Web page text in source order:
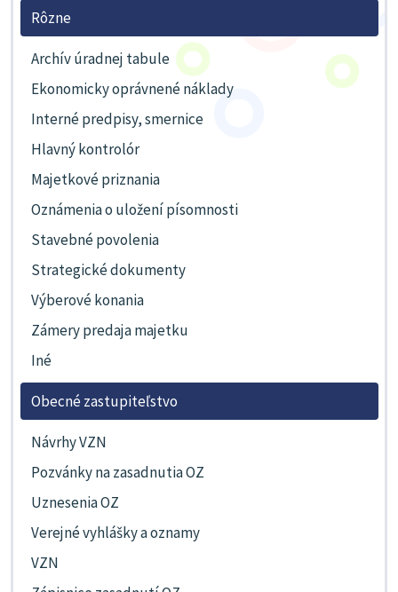
Rôzne
Archív úradnej tabule
Ekonomicky oprávnené náklady
Interné predpisy, smernice
Hlavný kontrolór
Majetkové priznania
Oznámenia o uložení písomnosti
Stavebné povolenia
Strategické dokumenty
Výberové konania
Zámery predaja majetku
Iné
Obecné zastupiteľstvo
Návrhy VZN
Pozvánky na zasadnutia OZ
Uznesenia OZ
Verejné vyhlášky a oznamy
VZN